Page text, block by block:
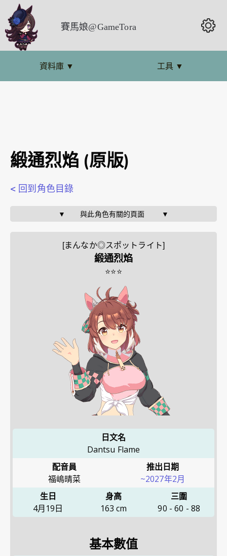
賽馬娘@GameTora
資料庫 ▼ 工具 ▼
緞通烈焰 (原版)
< 回到角色目錄
▼       與此角色有關的頁面        ▼
[まんなか◎スポットライト]
緞通烈焰
⭐⭐⭐
日文名
Dantsu Flame
配音員
福嶋晴菜
推出日期
~2027年2月
生日
4月19日
身高
163 cm
三圍
90 -60 - 88
基本數值